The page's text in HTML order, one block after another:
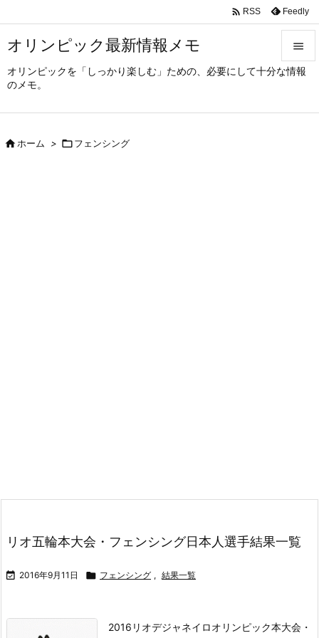
オリンピック最新情報メモ
オリンピックを「しっかり楽しむ」ための、必要にして十分な情報
のメモ。



 RSS Feedly
ホーム > フェンシング
リオ五輪本大会・フェンシング日本人選手結果一覧
 2016年9月11日  フェンシング , 結果一覧
2016リオデジャネイロオリンピック本大会・